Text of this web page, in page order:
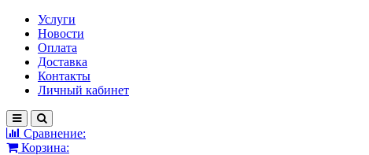
Услуги
Новости
Оплата
Доставка
Контакты
Личный кабинет
Сравнение:
Корзина: